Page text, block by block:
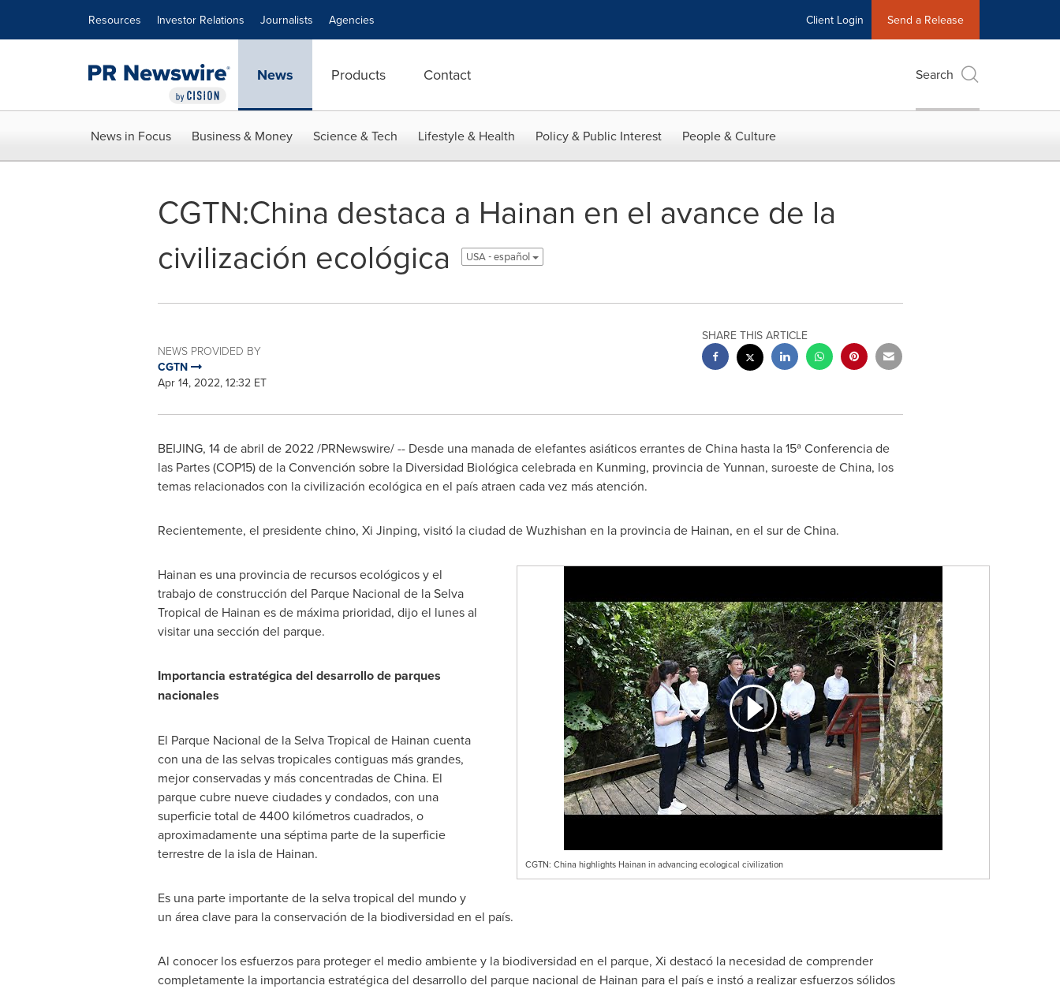
Resources Investor Relations Journalists Agencies Client Login Send a Release
News Products Contact Search
News in Focus Business & Money Science & Tech Lifestyle & Health Policy & Public Interest People & Culture
CGTN:China destaca a Hainan en el avance de la
civilización ecológica
USA - español
NEWS PROVIDED BY
CGTN
Apr 14, 2022, 12:32 ET
SHARE THIS ARTICLE
BEIJING, 14 de abril de 2022 /PRNewswire/ -- Desde una manada de elefantes asiáticos errantes de China hasta la 15ª Conferencia de
las Partes(COP15)de la Convención sobre la Diversidad Biológica celebrada en Kunming, provincia deYunnan, suroeste de China, los
temas relacionados con la civilización ecológica en el país atraen cada vez más atención.
Recientemente, el presidente chino, Xi Jinping, visitó la ciudad de Wuzhishan en la provincia de Hainan, en el sur de China.
CGTN: China highlights Hainan in advancing ecological civilization
Hainan es una provincia de recursos ecológicos y el
trabajo de construcción del Parque Nacional de la Selva
Tropical de Hainan es de máxima prioridad, dijo el lunes al
visitar una sección del parque.
Importancia estratégica del desarrollo de parques
nacionales
El Parque Nacional de la Selva Tropical de Hainan cuenta
con una de las selvas tropicales contiguas más grandes,
mejor conservadas y más concentradas de China. El
parque cubre nueve ciudades y condados, con una
superficie total de 4400 kilómetros cuadrados, o
aproximadamente una séptima parte de la superficie
terrestre de la isla de Hainan.
Es una parte importante de la selva tropical del mundo y
un área clave para la conservación de la biodiversidad en el país.
Al conocer los esfuerzos para proteger el medio ambiente y la biodiversidad en el parque, Xi destacó la necesidad de comprender
completamente la importancia estratégica del desarrollo del parque nacional de Hainan para el país e instó a realizar esfuerzos sólidos